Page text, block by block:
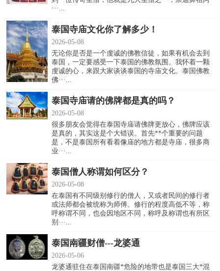
···...
泰国寺庙文化你了解多少！
2026-05-08
无论你是否是一个虔诚的佛教信徒，如果有机会去到
泰国，一定要感受一下泰国的佛教氛围。我怀着一颗
虔诚的心，来跟大家谈谈泰国的寺庙文化。泰国佛教
佛···...
泰国寺庙请的佛牌都是真的吗？
2026-05-08
很多朋友会觉得在泰国寺庙请佛牌更放心，佛牌应该
是真的，其实这是个大错误。首先**个重要的问题
是，不是泰国所有看着像庙的地方都是寺庙，很多商
业···...
泰国僧人称谓如何区分？
2026-05-08
在泰国有不同级别修行的僧人，又或者民间的修行者
或法师都会被统称为师傅。修行的程度高低不等，称
呼称谓不同，也会因地区不同，称呼及称谓也有所区
别···...
泰国南疆财僧---龙婆通
2026-05-06
龙婆通驻住在泰国南疆*危险的地带也是泰国三大*混